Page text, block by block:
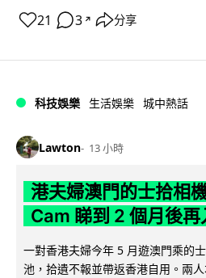
21 3 ↗ 分享
科技娛樂 生活娛樂 城中熱話
Lawton 13 小時
港夫婦澳門的士拾相
Cam 睇到 2 個月後再
一對香港夫婦今年 5 月遊澳門乘的
池，拾遺不報並帶返香港自用。兩